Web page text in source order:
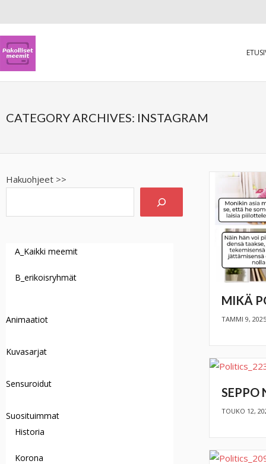
CATEGORY ARCHIVES: INSTAGRAM
MIKÄ
TAMMI 9,
SEPPO
TOUKO 12,
Hakuohjeet >>
A_Kaikki meemit
B_erikoisryhmät
Animaatiot
Kuvasarjat
Sensuroidut
Suosituimmat
Historia
Korona